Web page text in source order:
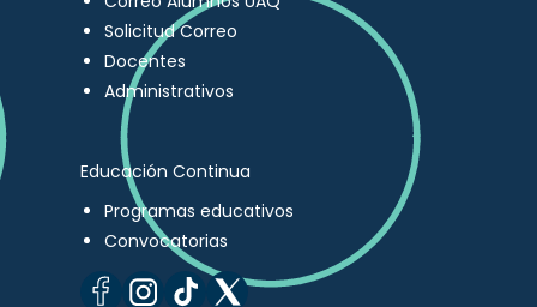
Solicitud Correo
Docentes
Administrativos
Educación Continua
Programas educativos
Convocatorias